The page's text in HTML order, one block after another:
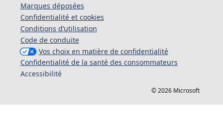
Marques déposées
Confidentialité et cookies
Conditions d’utilisation
Code de conduite
Vos choix en matière de confidentialité
Confidentialité de la santé des consommateurs
Accessibilité
© 2026 Microsoft